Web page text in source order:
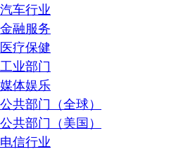
汽车行业
金融服务
医疗保健
工业部门
媒体娱乐
公共部门（全球）
公共部门（美国）
电信行业